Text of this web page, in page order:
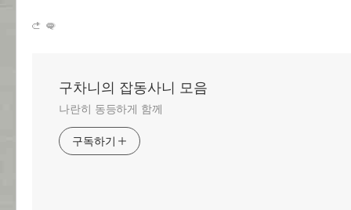
구차니의 잡동사니 모음
나란히 동등하게 함께
구독하기